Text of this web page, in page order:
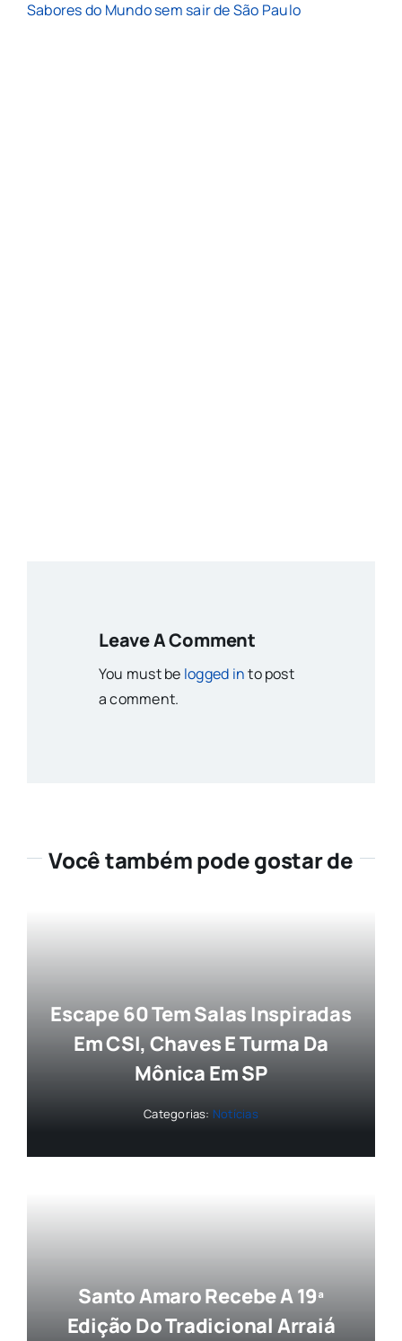
Sabores do Mundo sem sair de São Paulo
Leave A Comment
You must be logged into post
a comment.
Você também pode gostar de
Escape 60 Tem Salas Inspiradas
Em CSI, Chaves E Turma Da
Mônica Em SP
Categorias: Notícias
Santo Amaro Recebe A 19ª
Edição Do Tradicional Arraiá